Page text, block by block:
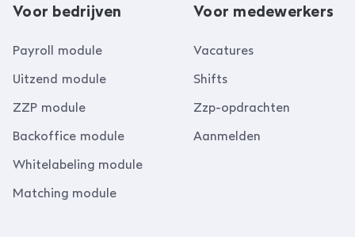
Voor bedrijven
Payroll module
Uitzend module
ZZP module
Backoffice module
Whitelabeling module
Matching module
Voor medewerkers
Vacatures
Shifts
Zzp-opdrachten
Aanmelden